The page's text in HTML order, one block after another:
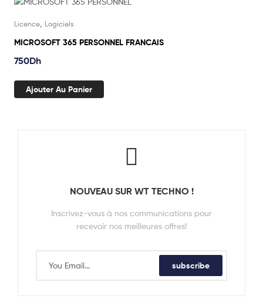
Licence Logiciels
MICROSOFT 365 PERSONNEL FRANCAIS
750Dh
Ajouter Au Panier
NOUVEAU SUR WT TECHNO !
Inscrivez-vous à nos communications pour
recevoir nos meilleures offres!
subscribe